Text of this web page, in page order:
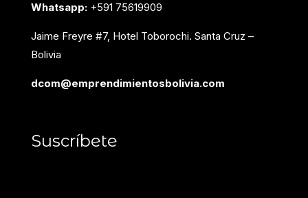
Whatsapp: +591 75619909
Jaime Freyre #7, Hotel Toborochi. Santa Cruz –
Bolivia
dcom@emprendimientosbolivia.com
Suscríbete